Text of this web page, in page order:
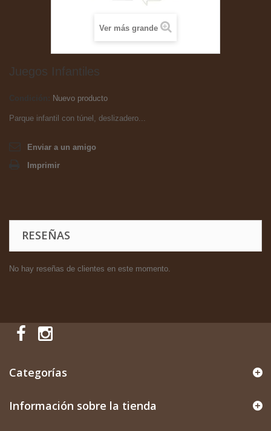
Ver más grande
Juegos Infantiles
Nuevo producto
Parque infantil con túnel, deslizadero...
Enviar a un amigo
Imprimir
RESEÑAS
No hay reseñas de clientes en este momento.
Categorías
Información sobre la tienda